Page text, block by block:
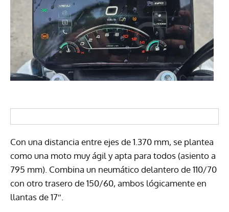
Con una distancia entre ejes de 1.370 mm, se plantea
como una moto muy ágil y apta para todos (asiento a
795 mm). Combina un neumático delantero de 110/70
con otro trasero de 150/60, ambos lógicamente en
llantas de 17″.